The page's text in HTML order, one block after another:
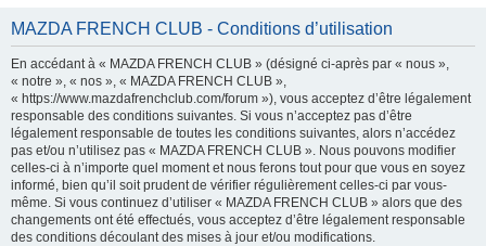
c
MAZDA FRENCH CLUB - Conditions d’utilisation
En accédant à « MAZDA FRENCH CLUB » (désigné ci-après par « nous »,
« notre », « nos », « MAZDA FRENCH CLUB »,
« https://www.mazdafrenchclub.com/forum »), vous acceptez d’être légalement
responsable des conditions suivantes. Si vous n’acceptez pas d’être
légalement responsable de toutes les conditions suivantes, alors n’accédez
pas et/ou n’utilisez pas « MAZDA FRENCH CLUB ». Nous pouvons modifier
celles-ci à n’importe quel moment et nous ferons tout pour que vous en soyez
informé, bien qu’il soit prudent de vérifier régulièrement celles-ci par vous-
même. Si vous continuez d’utiliser « MAZDA FRENCH CLUB » alors que des
changements ont été effectués, vous acceptez d’être légalement responsable
des conditions découlant des mises à jour et/ou modifications.